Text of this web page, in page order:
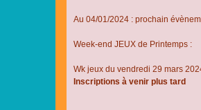
Au 04/01/2024 : prochain
Week-end JEUX de Printemps :
Wk jeux du vendredi 29 mars
Inscriptions à venir plus tard